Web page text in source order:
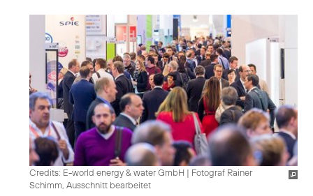
Credits: E-world energy & water GmbH | Fotograf Rainer
Schimm, Ausschnitt bearbeitet